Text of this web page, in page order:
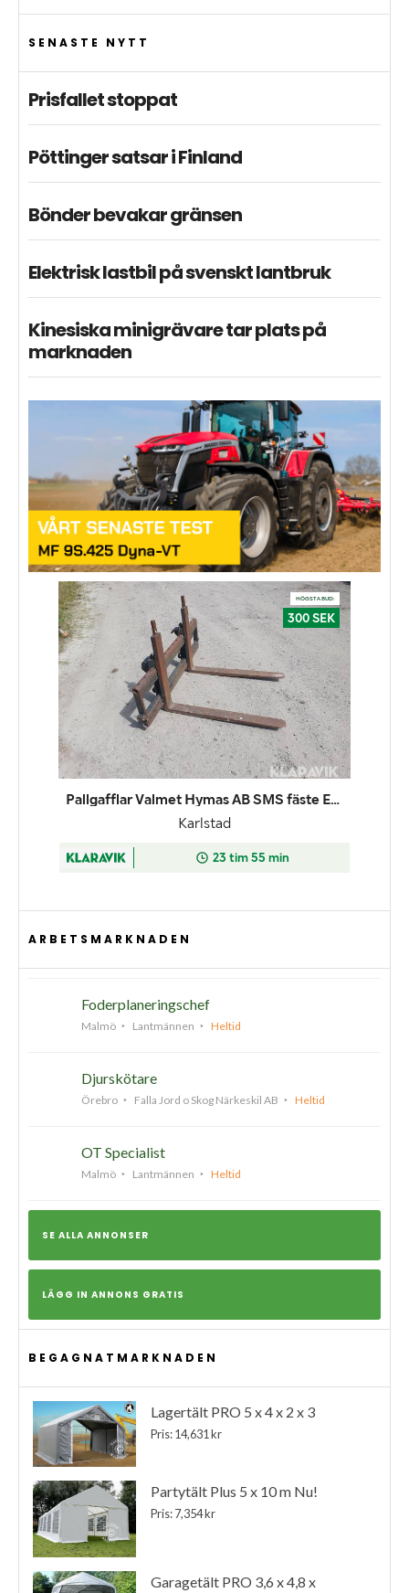
SENASTE NYTT
Prisfallet stoppat
Pöttinger satsar i Finland
Bönder bevakar gränsen
Elektrisk lastbil på svenskt lantbruk
Kinesiska minigrävare tar plats på
marknaden
ARBETSMARKNADEN
Foderplaneringschef
Malmö Lantmännen Heltid
Djurskötare
Örebro Falla Jord o Skog Närkeskil AB Heltid
OT Specialist
Malmö Lantmännen Heltid
SE ALLA ANNONSER
LÄGG IN ANNONS GRATIS
BEGAGNATMARKNADEN
Lagertält PRO 5 x 4 x 2 x 3
Pris: 14,631 kr
Partytält Plus 5 x 10 m Nu!
Pris: 7,354 kr
Garagetält PRO 3,6 x 4,8 x